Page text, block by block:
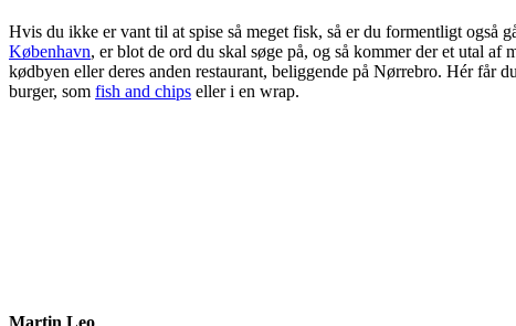
Hvis du ikke er vant til at spise så meget fisk, så er du formentligt også
København, er blot de ord du skal søge på, og så kommer der et utal
kødbyen eller deres anden restaurant, beliggende på Nørrebro. Hér får
burger, som fish and chips eller i en wrap.
Martin Leo